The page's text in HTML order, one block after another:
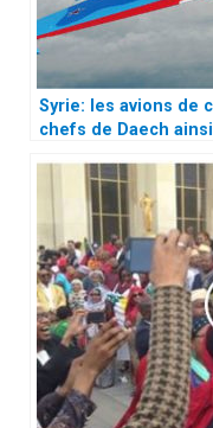
Syrie: les avions de
chefs de Daech